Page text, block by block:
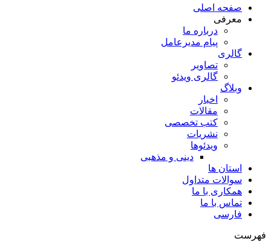
صفحه اصلی
معرفی
درباره ما
پیام مدیرعامل
گالری
تصاویر
گالری ویدئو
وبلاگ
اخبار
مقالات
کتب تخصصی
نشریات
ویدئوها
دینی و مذهبی
استان ها
سوالات متداول
همکاری با ما
تماس با ما
فارسی
فهرست